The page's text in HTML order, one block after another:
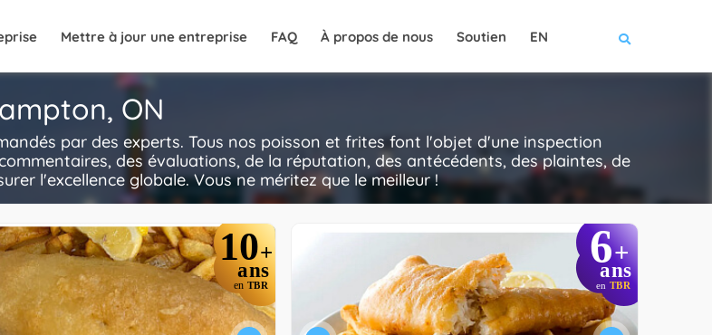
Mettre à jour une entreprise FAQ À propos de nous Soutien EN
ON
par des experts. Tous nos poisson et frites font l'objet d'une inspection
des évaluations, de la réputation, des antécédents, des plaintes, de
l'excellence globale. Vous ne méritez que le meilleur !
10+
ans
en TBR
6+
ans
en TBR